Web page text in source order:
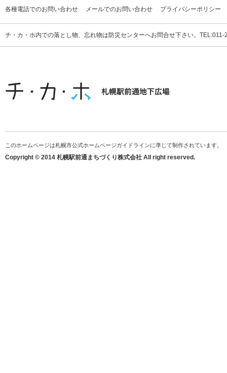
各種電話でのお問い合わせ
メールでのお問い合わせ プライバシーポリシー
チ・カ・ホ内での落とし物、忘れ物は防災センターへお問合せ下さい。
このホームページは札幌市公式ホームページガイドラインに準じて制作されています。
Copyright © 2014 札幌駅前通まちづくり株式会社 All right reserved.